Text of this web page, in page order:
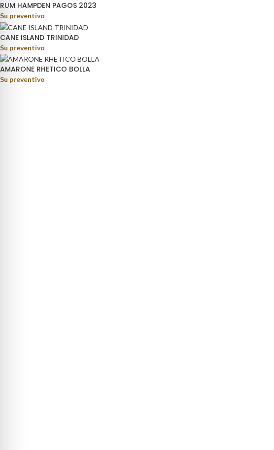
RUM HAMPDEN PAGOS 2023
Su preventivo
CANE ISLAND TRINIDAD
Su preventivo
AMARONE RHETICO BOLLA
Su preventivo